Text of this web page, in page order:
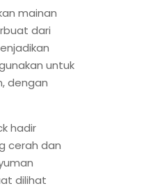
mainan
dari
untuk
dengan
hadir
cerah dan
dilihat